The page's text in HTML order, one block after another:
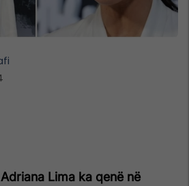
Lima ka qenë në